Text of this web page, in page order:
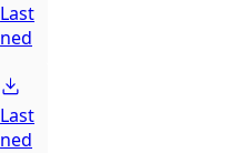
Last
ned
Last
ned